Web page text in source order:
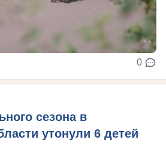
0
сезона в
утонули 6 детей